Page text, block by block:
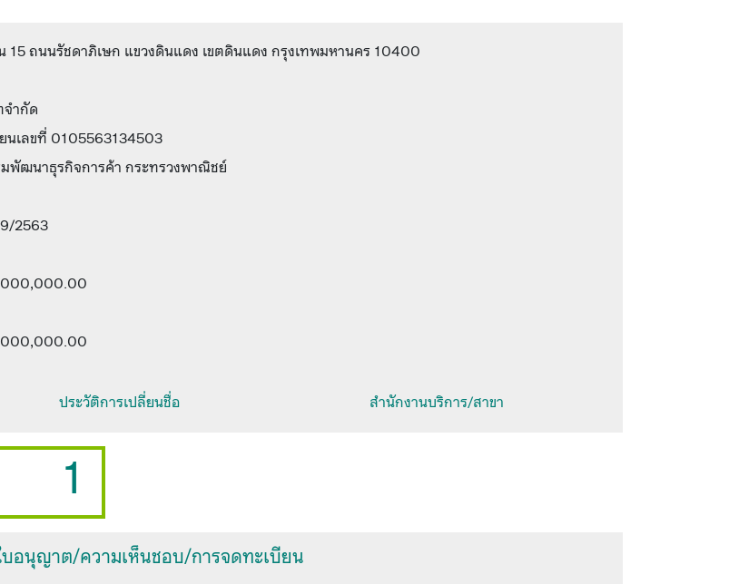
15 ถนนรัชดาภิเษก แขวงดินแดง เขตดินแดง กรุงเทพมหานคร 10400
ำกัด
นเลขที่ 0105563134503
พัฒนาธุรกิจการค้า กระทรวงพาณิชย์
2563
ประวัติการเปลี่ยนชื่อ สำนักงานบริการ/สาขา
1
บอนุญาต/ความเห็นชอบ/การจดทะเบียน